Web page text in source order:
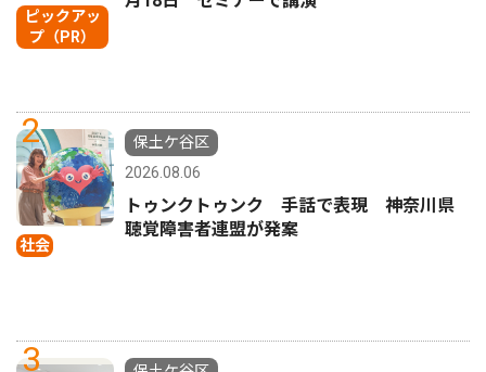
ピックアッ
プ（PR）
2
社会
保土ケ谷区
2026.08.06
トゥンクトゥンク 手話で表現 神奈川県
聴覚障害者連盟が発案
3